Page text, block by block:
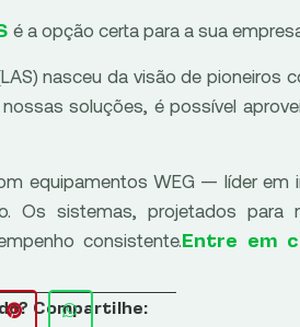
é a opção certa para a sua
nasceu da visão de pioneiros
soluções, é possível
equipamentos WEG — líder em
Os sistemas, projetados para
consistente.Entre em
Compartilhe: